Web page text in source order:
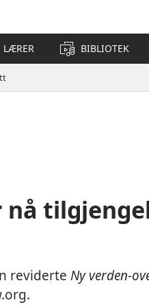
LÆRER BIBLIOTEK
nå
reviderte Ny verden-